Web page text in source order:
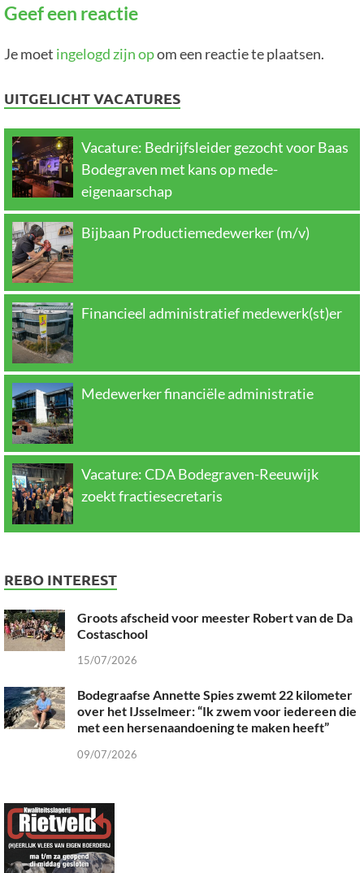
Geef een reactie
Je moet ingelogd zijn opom een reactie te plaatsen.
UITGELICHT VACATURES
Vacature: Bedrijfsleider gezocht voor Baas
Bodegraven met kans op mede-
eigenaarschap
Bijbaan Productiemedewerker (m/v)
Financieel administratief medewerk(st)er
Medewerker financiële administratie
Vacature: CDA Bodegraven-Reeuwijk
zoekt fractiesecretaris
REBO INTEREST
Groots afscheid voor meester Robert van de Da
Costaschool
15/07/2026
Bodegraafse Annette Spies zwemt 22 kilometer
over het IJsselmeer: “Ik zwem voor iedereen die
met een hersenaandoening te maken heeft”
09/07/2026